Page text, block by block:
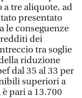
a tre aliquote, ad
presentato
le conseguenze
dei
tra soglie
riduzione
dal 35 al 33 per
superiori a
pari a 13.700